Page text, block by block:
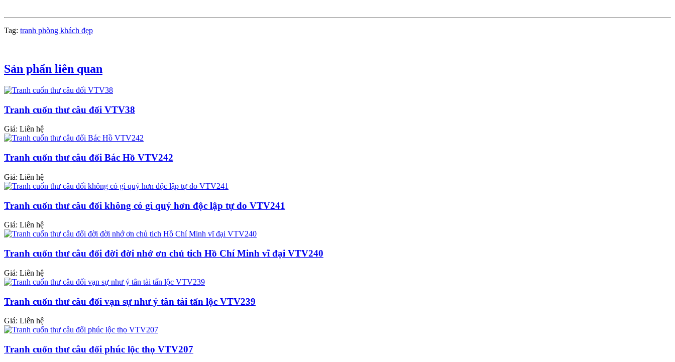
Tag: tranh phòng khách đẹp
Sản phẩn liên quan
Tranh cuốn thư câu đối VTV38
Giá: Liên hệ
Tranh cuốn thư câu đối Bác Hồ VTV242
Giá: Liên hệ
Tranh cuốn thư câu đối không có gì quý hơn độc lập tự do VTV241
Giá: Liên hệ
Tranh cuốn thư câu đối đời đời nhớ ơn chủ tich Hồ Chí Minh vĩ đại VTV240
Giá: Liên hệ
Tranh cuốn thư câu đối vạn sự như ý tân tài tấn lộc VTV239
Giá: Liên hệ
Tranh cuốn thư câu đối phúc lộc thọ VTV207